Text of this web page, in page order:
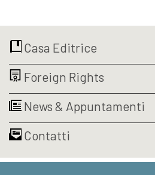
Casa Editrice
Foreign Rights
News & Appuntamenti
Contatti